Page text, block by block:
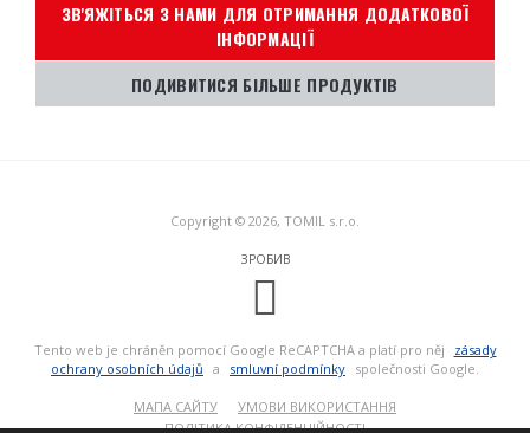
ЗВ'ЯЖІТЬСЯ З НАМИ ДЛЯ ОТРИМАННЯ ДОДАТКОВОЇ
ІНФОРМАЦІЇ
ПОДИВИТИСЯ БІЛЬШЕ ПРОДУКТІВ
Copyright © 2026, TOMIL s.r.o.
ЗРОБИВ
Tento web je chráněn pomocí Google ReCAPTCHA a platí pro něj
zásady
ochrany osobních údajů a smluvní podmínky společnosti Google.
МАПА САЙТУ
УМОВИ ВИКОРИСТАННЯ
ПОЛІТИКА КОНФІДЕНЦІЙНОСТІ